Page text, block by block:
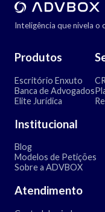
Inteligência que nivela o
Produtos
Escritório Enxuto
Banca de Advogados
Elite Jurídica
Institucional
Blog
Modelos de Petições
Sobre a ADVBOX
Atendimento